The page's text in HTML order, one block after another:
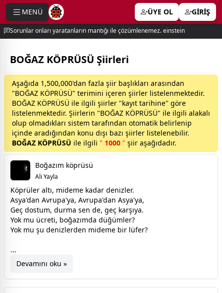
MENÜ ÜYE OL GİRİŞ
Sorunlar onları yaratanların mantığı ile çözümlenemez. einstein
BOĞAZ KÖPRÜSÜ Şiirleri
Aşağıda 1,500,000'dan fazla şiir başlıkları arasından
"BOĞAZ KÖPRÜSÜ" terimini içeren şiirler listelenmektedir.
BOĞAZ KÖPRÜSÜ ile ilgili şiirler "kayıt tarihine" göre
listelenmektedir. Şiirlerin "BOĞAZ KÖPRÜSÜ" ile ilgili alakalı
olup olmadıkları sistem tarafından otomatik belirlenip
içinde aradığından konu dışı bazı şiirler listelenebilir.
BOĞAZ KÖPRÜSÜ ile ilgili " 1000 " şiir aşağıdadır.
Boğazım köprüsü
Ali Yayla
Köprüler altı, mideme kadar denizler.
Asya'dan Avrupa'ya, Avrupa'dan Asya'ya,
Geç dostum, durma sen de, geç karşıya.
Yok mu ücreti, boğazımda düğümler?
Yok mu şu denizlerden mideme bir lüfer?
...
Devamını oku »
menu